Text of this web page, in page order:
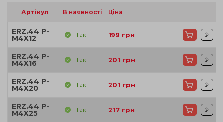
Артікул В наявності Ціна
ERZ.44 P-
M4X12 Так 199 грн
ERZ.44 P-
M4X16 Так 201 грн
ERZ.44 P-
M4X20 Так 201 грн
ERZ.44 P-
M4X25 Так 217 грн